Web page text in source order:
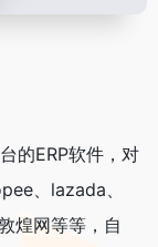
的ERP软件，对
、lazada、
煌网等等，自